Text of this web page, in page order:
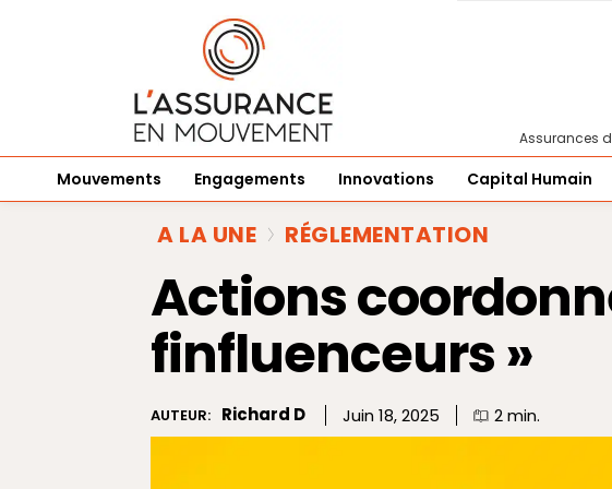
Assurances
Mouvements Engagements Innovations Capital Humain
A LA UNE RÉGLEMENTATION
Actions
finfluenceurs »
AUTEUR: Richard D Juin 18, 2025 2min.